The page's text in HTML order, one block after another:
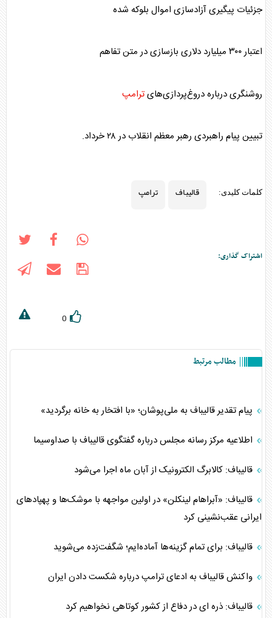
جزئیات پیگیری آزادسازی اموال بلوکه شده
اعتبار ۳۰۰ میلیارد دلاری بازسازی در متن تفاهم
روشنگری درباره دروغ‌پردازی‌هایترامپ
تبیین پیام راهبردی رهبر معظم انقلاب در ۲۸ خرداد.
کلمات کلیدی: قالیباف ترامپ
اشتراک گذاری:
0
مطالب مرتبط
پیام تقدیر قالیباف به ملی‌پوشان؛ «با افتخار به خانه برگردید»
اطلاعیه مرکز رسانه مجلس درباره گفتگوی قالیباف با صداوسیما
قالیباف: کالابرگ الکترونیک از آبان ماه اجرا می‌شود
قالیباف: «آبراهام لینکلن» در اولین مواجهه با موشک‌ها و پهپادهای
ایرانی عقب‌نشینی کرد
قالیباف: برای تمام گزینه‌ها آماده‌ایم؛ شگفت‌زده می‌شوید
واکنش قالیباف به ادعای ترامپ درباره شکست دادن ایران
قالیباف: ذره ای در دفاع از کشور کوتاهی نخواهیم کرد